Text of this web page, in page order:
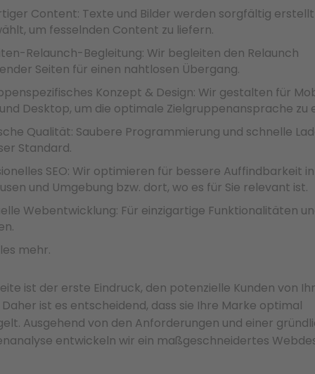
Content: Texte und Bilder werden sorgfältig
um fesselnden Content zu liefern.
Relaunch-Begleitung: Wir begleiten den Relaunch
Seiten für einen nahtlosen Übergang.
Konzept & Design: Wir gestalten für
Desktop, um die optimale Zielgruppenansprache zu
Qualität: Saubere Programmierung und schnelle
Standard.
SEO: Wir optimieren für bessere Auffindbarkeit in
und Umgebung bzw. dort, wo es für Sie relevant ist.
Webentwicklung: Für einzigartige Funktionalitäten
mehr.
ist der erste Eindruck, den potenzielle Kunden von
ist es entscheidend, dass sie Ihre Marke optimal
Ausgehend von den Anforderungen und einer
entwickeln wir ein maßgeschneidertes